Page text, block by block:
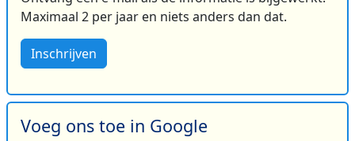
Maximaal 2 per jaar en niets anders dan dat.
Inschrijven
Voeg ons toe in Google